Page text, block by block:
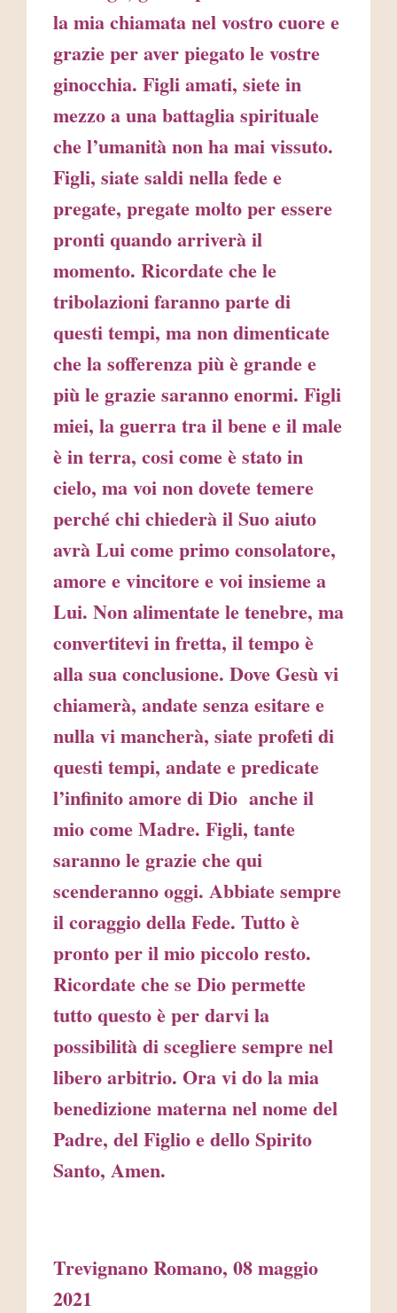
la mia chiamata nel vostro cuore e
grazie per aver piegato le vostre
ginocchia. Figli amati, siete in
mezzo a una battaglia spirituale
che l’umanità non ha mai vissuto.
Figli, siate saldi nella fede e
pregate, pregate molto per essere
pronti quando arriverà il
momento. Ricordate che le
tribolazioni faranno parte di
questi tempi, ma non dimenticate
che la sofferenza più è grande e
più le grazie saranno enormi. Figli
miei, la guerra tra il bene e il male
è in terra, cosi come è stato in
cielo, ma voi non dovete temere
perché chi chiederà il Suo aiuto
avrà Lui come primo consolatore,
amore e vincitore e voi insieme a
Lui. Non alimentate le tenebre, ma
convertitevi in fretta, il tempo è
alla sua conclusione. Dove Gesù vi
chiamerà, andate senza esitare e
nulla vi mancherà, siate profeti di
questi tempi, andate e predicate
l’infinito amore di Dio anche il
mio come Madre. Figli, tante
saranno le grazie che qui
scenderanno oggi. Abbiate sempre
il coraggio della Fede. Tutto è
pronto per il mio piccolo resto.
Ricordate che se Dio permette
tutto questo è per darvi la
possibilità di scegliere sempre nel
libero arbitrio. Ora vi do la mia
benedizione materna nel nome del
Padre, del Figlio e dello Spirito
Santo, Amen.
Trevignano Romano, 08 maggio
2021